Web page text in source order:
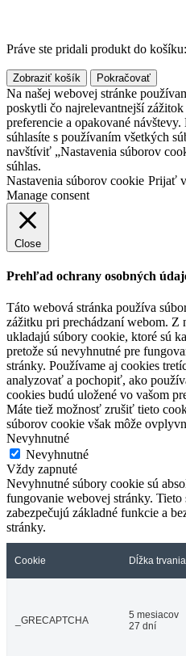
Práve ste pridali produkt do košíku:
Zobraziť košík Pokračovať
Na našej webovej stránke
poskytli čo najrelevantnejší zážitok
preferencie a opakované
súhlasíte s používaním všetkých
navštíviť „Nastavenia súborov
súhlas.
Nastavenia súborov cookie Prijať
Manage consent
Close
Prehľad ochrany osobných
Táto webová stránka používa
zážitku pri prechádzaní webom. Z
ukladajú súbory cookie, ktoré sú
pretože sú nevyhnutné pre
stránky. Používame aj cookies
analyzovať a pochopiť, ako
cookies budú uložené vo vašom
Máte tiež možnosť zrušiť tieto
súborov cookie však môže
Nevyhnutné
Nevyhnutné
Vždy zapnuté
Nevyhnutné súbory cookie sú
fungovanie webovej stránky.
zabezpečujú základné funkcie a
stránky.
Cookie Dĺžka trvania
_GRECAPTCHA
5 mesiacov
27 dní